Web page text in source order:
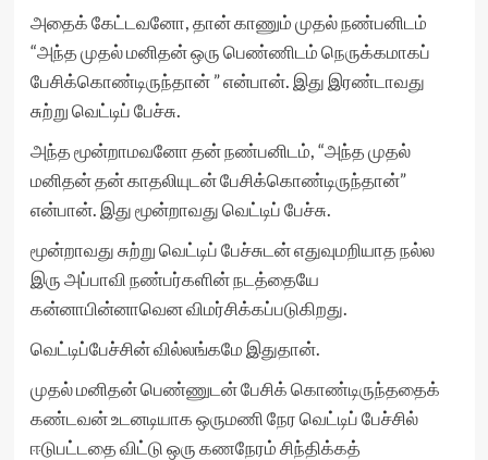
அதைக் கேட்டவனோ, தான் காணும் முதல் நண்பனிடம்
“அந்த முதல் மனிதன் ஒரு பெண்ணிடம் நெருக்கமாகப்
பேசிக்கொண்டிருந்தான் ” என்பான். இது இரண்டாவது
சுற்று வெட்டிப் பேச்சு.
அந்த மூன்றாமவனோ தன் நண்பனிடம், “அந்த முதல்
மனிதன் தன் காதலியுடன் பேசிக்கொண்டிருந்தான்”
என்பான். இது மூன்றாவது வெட்டிப் பேச்சு.
மூன்றாவது சுற்று வெட்டிப் பேச்சுடன் எதுவுமறியாத நல்ல
இரு அப்பாவி நண்பர்களின் நடத்தையே
கன்னாபின்னாவென விமர்சிக்கப்படுகிறது.
வெட்டிப்பேச்சின் வில்லங்கமே இதுதான்.
முதல் மனிதன் பெண்ணுடன் பேசிக் கொண்டிருந்ததைக்
கண்டவன் உடனடியாக ஒருமணி நேர வெட்டிப் பேச்சில்
ஈடுபட்டதை விட்டு ஒரு கணநேரம் சிந்திக்கத்